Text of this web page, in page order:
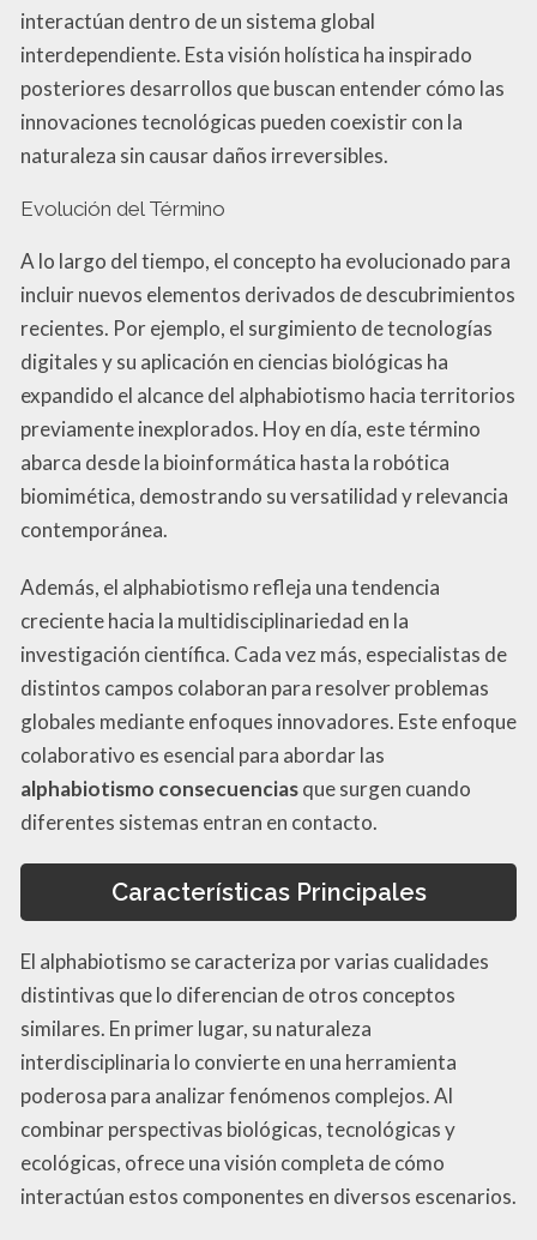
interactúan dentro de un sistema global
interdependiente. Esta visión holística ha inspirado
posteriores desarrollos que buscan entender cómo las
innovaciones tecnológicas pueden coexistir con la
naturaleza sin causar daños irreversibles.
Evolución del Término
A lo largo del tiempo, el concepto ha evolucionado para
incluir nuevos elementos derivados de descubrimientos
recientes. Por ejemplo, el surgimiento de tecnologías
digitales y su aplicación en ciencias biológicas ha
expandido el alcance del alphabiotismo hacia territorios
previamente inexplorados. Hoy en día, este término
abarca desde la bioinformática hasta la robótica
biomimética, demostrando su versatilidad y relevancia
contemporánea.
Además, el alphabiotismo refleja una tendencia
creciente hacia la multidisciplinariedad en la
investigación científica. Cada vez más, especialistas de
distintos campos colaboran para resolver problemas
globales mediante enfoques innovadores. Este enfoque
colaborativo es esencial para abordar las
alphabiotismo consecuenciasque surgen cuando
diferentes sistemas entran en contacto.
Características Principales
El alphabiotismo se caracteriza por varias cualidades
distintivas que lo diferencian de otros conceptos
similares. En primer lugar, su naturaleza
interdisciplinaria lo convierte en una herramienta
poderosa para analizar fenómenos complejos. Al
combinar perspectivas biológicas, tecnológicas y
ecológicas, ofrece una visión completa de cómo
interactúan estos componentes en diversos escenarios.